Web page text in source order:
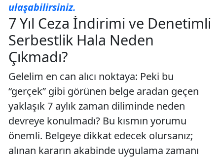
ulaşabilirsiniz.
7 Yıl Ceza İndirimi ve Denetimli
Serbestlik Hala Neden
Çıkmadı?
Gelelim en can alıcı noktaya: Peki bu
“gerçek” gibi görünen belge aradan geçen
yaklaşık 7 aylık zaman diliminde neden
devreye konulmadı? Bu kısmın yorumu
önemli. Belgeye dikkat edecek olursanız;
alınan kararın akabinde uygulama zamanı